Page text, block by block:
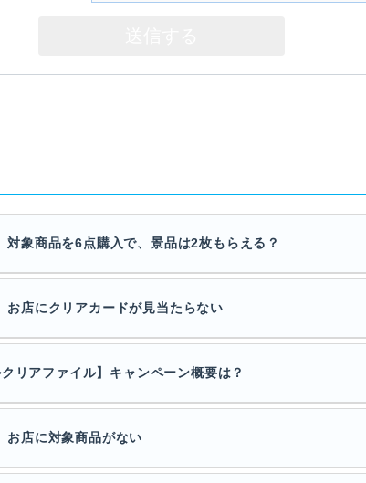
象商品を6点購入で、景品は2枚もらえる？
店にクリアカードが見当たらない
リアファイル】キャンペーン概要は？
お店に対象商品がない